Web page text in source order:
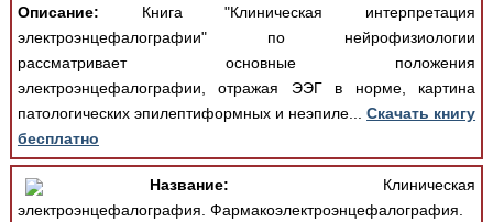
Описание: Книга "Клиническая интерпретация
электроэнцефалографии" по нейрофизиологии
рассматривает основные положения
электроэнцефалографии, отражая ЭЭГ в норме, картина
патологических эпилептиформных и неэпиле...Скачать книгу
бесплатно
Название: Клиническая
электроэнцефалография. Фармакоэлектроэнцефалография.